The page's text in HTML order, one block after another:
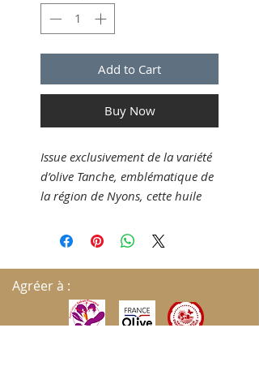
Add to Cart
Buy Now
Issue exclusivement de la variété
d’olive Tanche, emblématique de
la région de Nyons, cette huile
ancestral et d’un terroir
maturité, lorsque les olives
prennent leur teinte sombre
caractéristique, les fruits offrent
Agréer à :